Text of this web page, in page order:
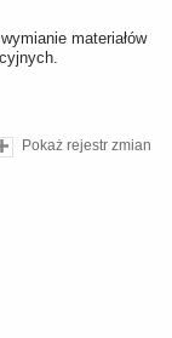
materiałów
Pokaż rejestr zmian